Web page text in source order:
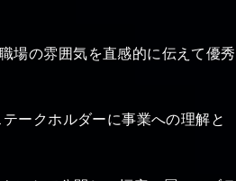
場の雰囲気を直感的に伝えて優秀
ークホルダーに事業への理解と